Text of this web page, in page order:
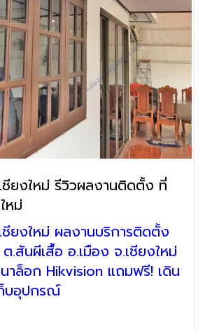
ยงใหม่ รีวิวผลงานติดตั้ง ที่
หม่
ยงใหม่ ผลงานบริการติดตั้ง
มือง จ.เชียงใหม่
าล็อก Hikvision แถมฟรี! เดิน
บอุปกรณ์